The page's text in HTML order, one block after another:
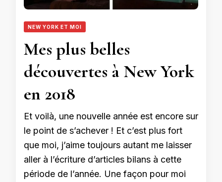
NEW YORK ET MOI
Mes plus belles
découvertes à New York
en 2018
Et voilà, une nouvelle année est encore sur
le point de s’achever ! Et c’est plus fort
que moi, j’aime toujours autant me laisser
aller à l’écriture d’articles bilans à cette
période de l’année. Une façon pour moi